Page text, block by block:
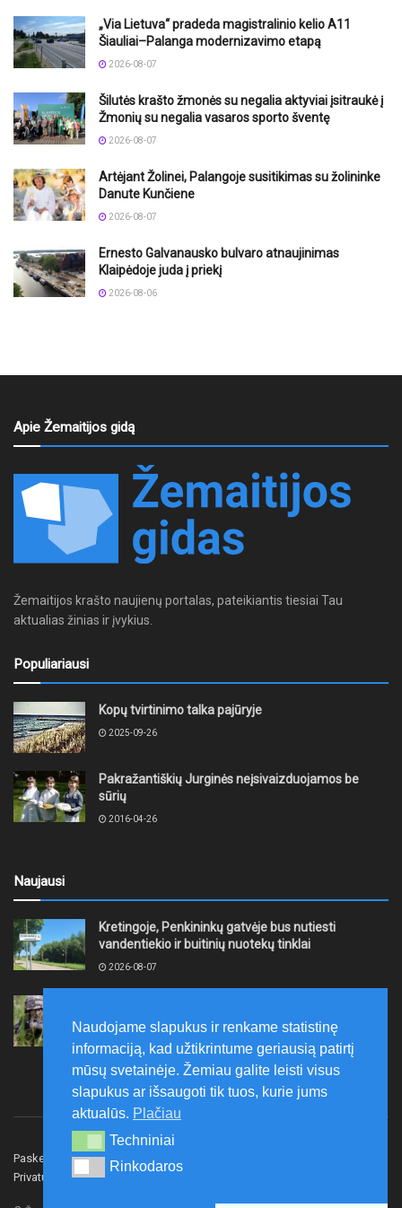
„Via Lietuva“ pradeda magistralinio kelio A11
Šiauliai–Palanga modernizavimo etapą
2026-08-07
Šilutės krašto žmonės su negalia aktyviai įsitraukė į
Žmonių su negalia vasaros sporto šventę
2026-08-07
Artėjant Žolinei, Palangoje susitikimas su žolininke
Danute Kunčiene
2026-08-07
Ernesto Galvanausko bulvaro atnaujinimas
Klaipėdoje juda į priekį
2026-08-06
Apie Žemaitijos gidą
Žemaitijos krašto naujienų portalas, pateikiantis tiesiai Tau
aktualias žinias ir įvykius.
Populiariausi
Kopų tvirtinimo talka pajūryje
2025-09-26
Pakražantiškių Jurginės neįsivaizduojamos be
sūrių
2016-04-26
Naujausi
Kretingoje, Penkininkų gatvėje bus nutiesti
vandentiekio ir buitinių nuotekų tinklai
2026-08-07
rinktinė vykdys karines pratybas
2026-08-07
Paskelbk naujieną Rašyti redakcijai
Privatumo politika
Naudojame slapukus ir renkame statistinę
informaciją, kad užtikrintume geriausią patirtį
mūsų svetainėje. Žemiau galite leisti visus
slapukus ar išsaugoti tik tuos, kurie jums
aktualūs. Plačiau
Techniniai
Techniniai
Rinkodaros
Rinkodaros